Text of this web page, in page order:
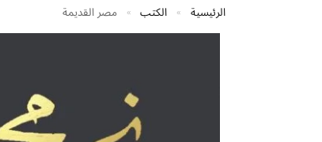
الرئيسية » الكتب » مصر القديمة